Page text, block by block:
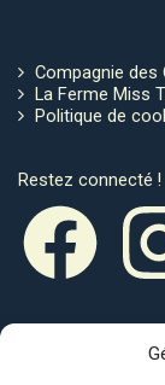
Compagnie des
La Ferme Miss
Politique de
Restez connecté !
Avec le soutien